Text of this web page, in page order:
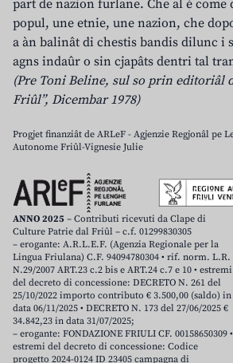
part de nazion furlane. Che al è come
popul, une etnie, une nazion, che
a àn balinât di chestis bandis dilunc i
agns indaûr o sin cjapâts dentri tal
(Pre Toni Beline, sul so prin editoriâl
Friûl”, Dicembar 1978)
Progjet finanziât de ARLeF - Agjenzie Regjonâl pe
Autonome Friûl-Vignesie Julie
ANNO 2025 – Contributi ricevuti da Clape di
Culture Patrie dal Friûl – c.f. 01299830305
– erogante: A.R.L.E.F. (Agenzia Regionale per la
Lingua Friulana) C.F. 94094780304 • rif. norm. L.R.
N.29/2007 ART.23 c.2 bis e ART.24 c.7 e 10 • estremi
del decreto di concessione: DECRETO N. 261 del
25/10/2022 importo contributo € 3.500,00 (saldo) in
data 06/11/2025 • DECRETO N. 173 del 27/06/2025 €
34.842,23 in data 31/07/2025;
– erogante: FONDAZIONE FRIULI CF. 00158650309 •
estremi del decreto di concessione: Codice
progetto 2024-0124 ID 23405 campagna di